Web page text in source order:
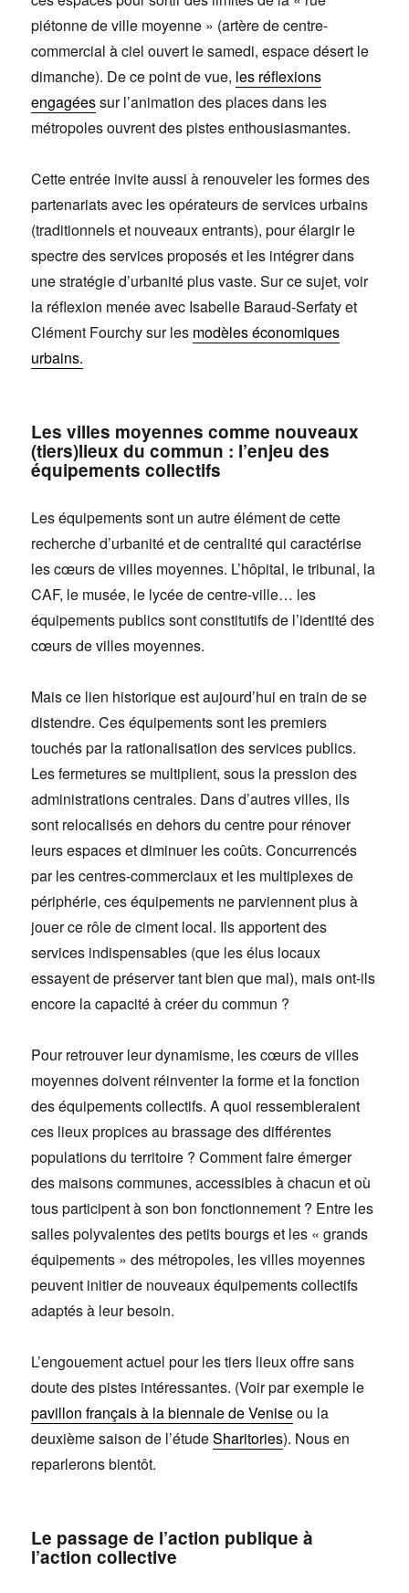
piétonne de ville moyenne » (artère de centre-
commercial à ciel ouvert le samedi, espace désert le
dimanche). De ce point de vue, les réflexions
engagéessur l’animation des places dans les
métropoles ouvrent des pistes enthousiasmantes.
Cette entrée invite aussi à renouveler les formes des
partenariats avec les opérateurs de services urbains
(traditionnels et nouveaux entrants), pour élargir le
spectre des services proposés et les intégrer dans
une stratégie d’urbanité plus vaste. Sur ce sujet, voir
la réflexion menée avec Isabelle Baraud-Serfaty et
Clément Fourchy sur les modèles économiques
urbains.
Les villes moyennes comme nouveaux
(tiers)lieux du commun : l’enjeu des
équipements collectifs
Les équipements sont un autre élément de cette
recherche d’urbanité et de centralité qui caractérise
les cœurs de villes moyennes. L’hôpital, le tribunal, la
CAF, le musée, le lycée de centre-ville… les
équipements publics sont constitutifs de l’identité des
cœurs de villes moyennes.
Mais ce lien historique est aujourd’hui en train de se
distendre. Ces équipements sont les premiers
touchés par la rationalisation des services publics.
Les fermetures se multiplient, sous la pression des
administrations centrales. Dans d’autres villes, ils
sont relocalisés en dehors du centre pour rénover
leurs espaces et diminuer les coûts. Concurrencés
par les centres-commerciaux et les multiplexes de
périphérie, ces équipements ne parviennent plus à
jouer ce rôle de ciment local. Ils apportent des
services indispensables (que les élus locaux
essayent de préserver tant bien que mal), mais ont-ils
encore la capacité à créer du commun ?
Pour retrouver leur dynamisme, les cœurs de villes
moyennes doivent réinventer la forme et la fonction
des équipements collectifs. A quoi ressembleraient
ces lieux propices au brassage des différentes
populations du territoire ? Comment faire émerger
des maisons communes, accessibles à chacun et où
tous participent à son bon fonctionnement ? Entre les
salles polyvalentes des petits bourgs et les « grands
équipements » des métropoles, les villes moyennes
peuvent initier de nouveaux équipements collectifs
adaptés à leur besoin.
L’engouement actuel pour les tiers lieux offre sans
doute des pistes intéressantes. (Voir par exemple le
pavillon français à la biennale de Veniseou la
deuxième saison de l’étudeSharitories). Nous en
reparlerons bientôt.
Le passage de l’action publique à
l’action collective